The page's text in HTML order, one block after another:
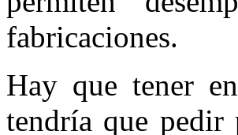
fabricaciones.
Hay que tener
tendría que pedir